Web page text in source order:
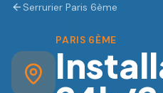
Serrurier Paris 6ème
PARIS 6ÈME